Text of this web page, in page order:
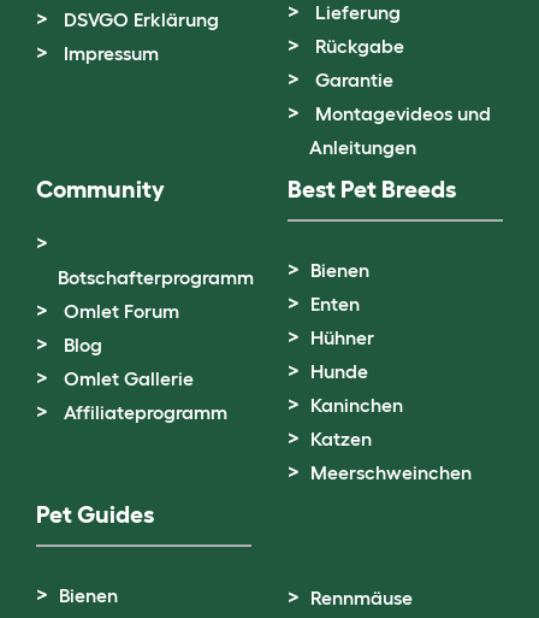
DSVGO Erklärung
Impressum
Lieferung
Rückgabe
Garantie
Montagevideos und
Anleitungen
Community
Botschafterprogramm
Omlet Forum
Blog
Omlet Gallerie
Affiliateprogramm
Best Pet Breeds
Bienen
Enten
Hühner
Hunde
Kaninchen
Katzen
Meerschweinchen
Pet Guides
Bienen Rennmäuse